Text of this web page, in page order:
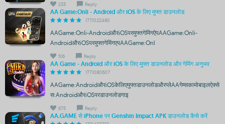
233 Reply
AA Game:Onli - Android और iOS के लिए मुफ्त डाउनलोड
1771022480
AAGame:Onli-AndroidऔरiOSपरमुफ्तगेमिंगऐपAAGame:Onli-
AndroidऔरiOSपरमुफ्तगेमिंगएपAAGame:Onl
516 Reply
AA Game - Android और iOS के लिए मुफ्त डाउनलोड और गेमिंग अनुभव
1771080607
AAGame:AndroidऔरiOSकेलिएमुफ्तडाउनलोडऔरप्लेAAगेम्सकामोबाइलऐक्से
स:AndroidऔरiOSपरडाउनलोडगाइ
675 Reply
AA.GAME से iPhone पर Genshin Impact APK डाउनलोड कैसे करें